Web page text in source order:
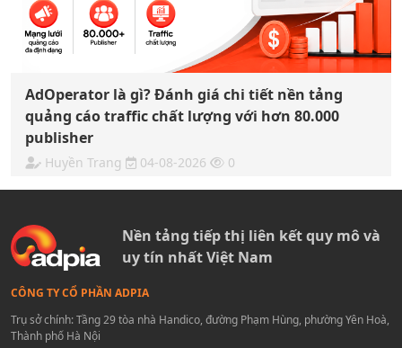
AdOperator là gì? Đánh giá chi tiết nền tảng
quảng cáo traffic chất lượng với hơn 80.000
publisher
Huyền Trang 04-08-2026 0
Nền tảng tiếp thị liên kết quy mô và
uy tín nhất Việt Nam
CÔNG TY CỔ PHẦN ADPIA
Trụ sở chính: Tầng 29 tòa nhà Handico, đường Phạm Hùng, phường Yên Hoà,
Thành phố Hà Nội